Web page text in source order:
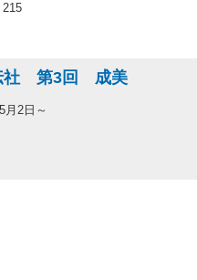
社 第3回 成美
2日～